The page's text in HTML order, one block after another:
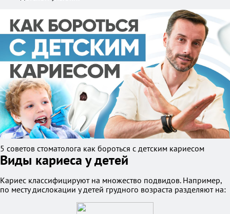
5 советов стоматолога как бороться с детским кариесом
Виды кариеса у детей
Кариес классифицируют на множество подвидов. Например,
по месту дислокации у детей грудного возраста разделяют на: